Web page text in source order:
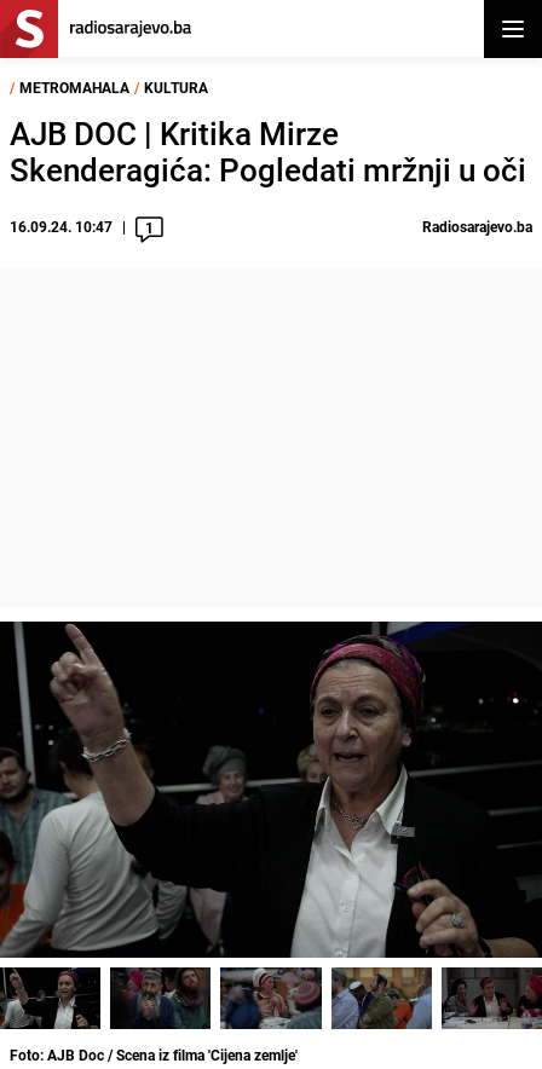
/ METROMAHALA / KULTURA
AJB DOC | Kritika Mirze
Skenderagića: Pogledati mržnji u oči
16.09.24. 10:47 1 Radiosarajevo.ba
Foto: AJB Doc / Scena iz filma 'Cijena zemlje'